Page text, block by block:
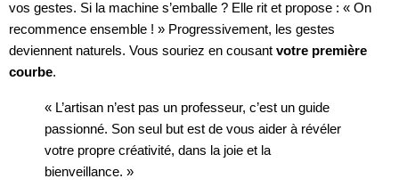
vos gestes. Si la machine s’emballe ? Elle rit et propose : « On
recommence ensemble ! » Progressivement, les gestes
deviennent naturels. Vous souriez en cousant votre première
courbe.
« L’artisan n’est pas un professeur, c’est un guide
passionné. Son seul but est de vous aider à révéler
votre propre créativité, dans la joie et la
bienveillance. »